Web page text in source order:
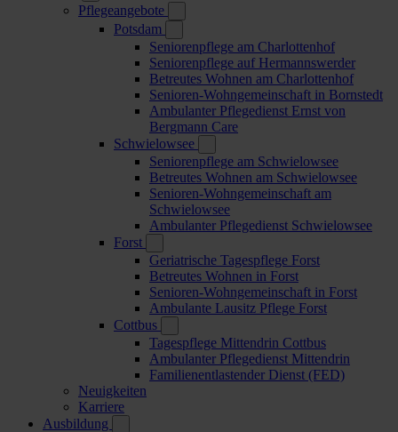
Pflegeangebote
Potsdam
Seniorenpflege am Charlottenhof
Seniorenpflege auf Hermannswerder
Betreutes Wohnen am Charlottenhof
Senioren-Wohngemeinschaft in Bornstedt
Ambulanter Pflegedienst Ernst von
Bergmann Care
Schwielowsee
Seniorenpflege am Schwielowsee
Betreutes Wohnen am Schwielowsee
Senioren-Wohngemeinschaft am
Schwielowsee
Ambulanter Pflegedienst Schwielowsee
Forst
Geriatrische Tagespflege Forst
Betreutes Wohnen in Forst
Senioren-Wohngemeinschaft in Forst
Ambulante Lausitz Pflege Forst
Cottbus
Tagespflege Mittendrin Cottbus
Ambulanter Pflegedienst Mittendrin
Familienentlastender Dienst (FED)
Neuigkeiten
Karriere
Ausbildung